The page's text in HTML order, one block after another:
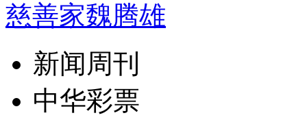
慈善家魏腾雄
新闻周刊
中华彩票